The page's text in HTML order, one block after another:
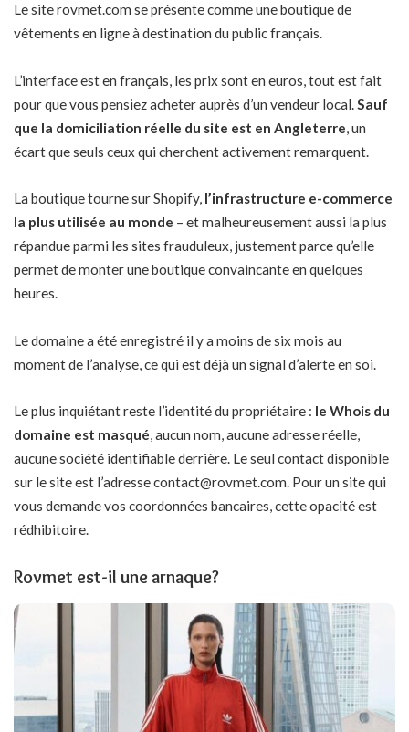
Le site rovmet.com se présente comme une boutique de
vêtements en ligne à destination du public français.
L’interface est en français, les prix sont en euros, tout est fait
pour que vous pensiez acheter auprès d’un vendeur local.Sauf
que la domiciliation réelle du site est en Angleterre, un
écart que seuls ceux qui cherchent activement remarquent.
La boutique tourne sur Shopify, l’infrastructure e-commerce
la plus utilisée au monde – et malheureusement aussi la plus
répandue parmi les sites frauduleux, justement parce qu’elle
permet de monter une boutique convaincante en quelques
heures.
Le domaine a été enregistré il y a moins de six mois au
moment de l’analyse, ce qui est déjà un signal d’alerte en soi.
Le plus inquiétant reste l’identité du propriétaire : le Whois du
domaine est masqué, aucun nom, aucune adresse réelle,
aucune société identifiable derrière. Le seul contact disponible
sur le site est l’adresse contact@rovmet.com. Pour un site qui
vous demande vos coordonnées bancaires, cette opacité est
rédhibitoire.
Rovmet est-il une arnaque?